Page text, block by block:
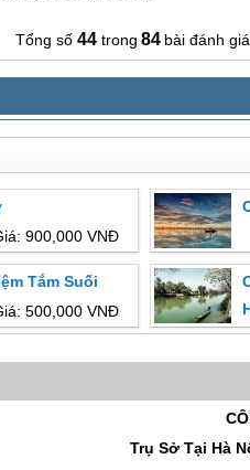
44 84 bài đánh giá
900,000 VNĐ
Tắm Suối
500,000 VNĐ
Trụ Sở Tại Hà